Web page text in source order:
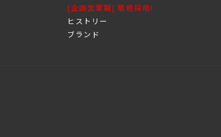
[企画営業職] 積極採用!
ヒストリー
ブランド